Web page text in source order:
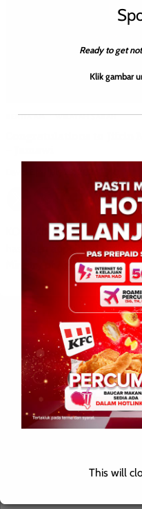
BERITA AM WILAYAH SABAH
KOTA KINABALU: July 25,
has been appointed as the
Ministry of Agriculture,
Leave a Reply
Your email address will not
marked
Comment*
Ready to get
Klik gambar
This will